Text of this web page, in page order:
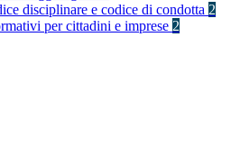
disciplinare e codice di condotta 2
per cittadini e imprese 2